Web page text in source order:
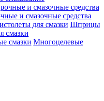
и смазочные средства
Шприцы
смазки
Многоцелевые